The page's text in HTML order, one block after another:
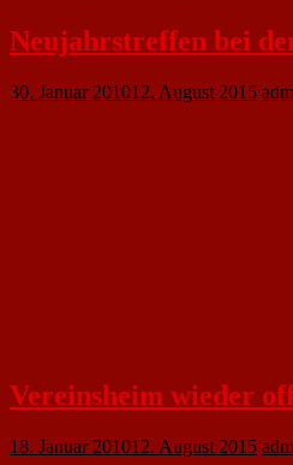
Neujahrstreffen bei
30. Januar 201012. August 2015
Vereinsheim wieder
18. Januar 201012. August 2015